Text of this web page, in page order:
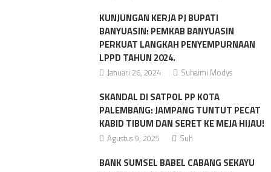
KUNJUNGAN KERJA PJ BUPATI
BANYUASIN: PEMKAB BANYUASIN
PERKUAT LANGKAH PENYEMPURNAAN
LPPD TAHUN 2024.
Januari 26, 2024 Suhaimi Modys
SKANDAL DI SATPOL PP KOTA
PALEMBANG: JAMPANG TUNTUT PECAT
KABID TIBUM DAN SERET KE MEJA HIJAU!
Agustus 9, 2025 Suh
BANK SUMSEL BABEL CABANG SEKAYU